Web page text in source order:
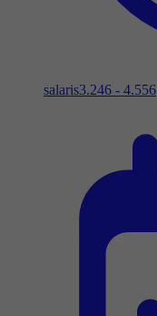
salaris3.246 - 4.556